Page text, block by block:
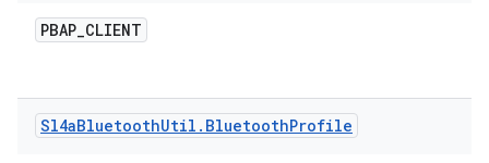
PBAP_CLIENT
Sl4aBluetoothUtil . BluetoothProfile